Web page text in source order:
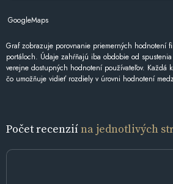
GoogleMaps
Graf zobrazuje porovnanie priemerných hodnotení
portáloch. Údaje zahŕňajú iba obdobie od
verejne dostupných hodnotení používateľov. Každá
čo umožňuje vidieť rozdiely v úrovni hodnotení
Počet recenziína jednotlivých